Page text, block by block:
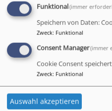
Funktional(immer
Speichern von Daten:
Zweck: Funktional
Consent Manager(immer
Cookie Consent
Zweck: Funktional
Auswahl akzeptieren